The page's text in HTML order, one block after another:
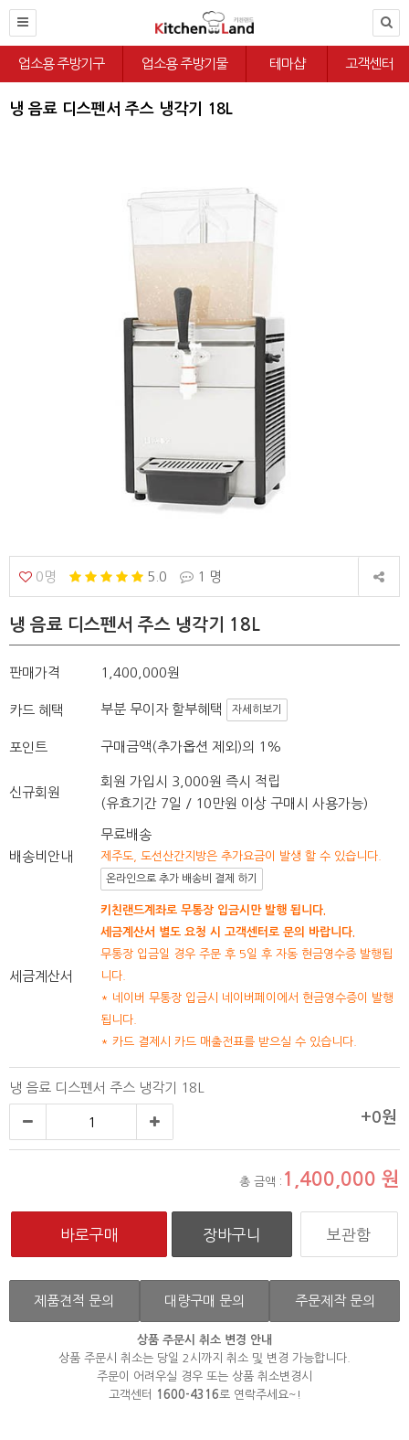
업소용 주방기구 업소용 주방기물 테마샵 고객센터
냉 음료 디스펜서 주스 냉각기 18L
0명 5.0 1 명
냉 음료 디스펜서 주스 냉각기 18L
판매가격 1,400,000원
카드 혜택 부분 무이자 할부혜택 자세히보기
포인트 구매금액(추가옵션 제외)의 1%
신규회원
회원 가입시 3,000원 즉시 적립
(유효기간 7일 / 10만원 이상 구매시 사용가능)
배송비안내
무료배송
제주도, 도선산간지방은 추가요금이 발생 할 수 있습니다.
온라인으로 추가 배송비 결제 하기
세금계산서
키친랜드계좌로 무통장 입금시만 발행 됩니다.
세금계산서 별도 요청 시 고객센터로 문의 바랍니다.
무통장 입금일 경우 주문 후 5일 후 자동 현금영수증 발행됩
니다.
* 네이버 무통장 입금시 네이버페이에서 현금영수증이 발행
됩니다.
* 카드 결제시 카드 매출전표를 받으실 수 있습니다.
냉 음료 디스펜서 주스 냉각기 18L
+0원
총 금액 : 1,400,000 원
보관함
제품견적 문의 대량구매 문의 주문제작 문의
상품 주문시 취소 변경 안내
상품 주문시 취소는 당일 2시까지 취소 및 변경 가능합니다.
주문이 어려우실 경우 또는 상품 취소변경시
고객센터
1600-4316로 연락주세요~!